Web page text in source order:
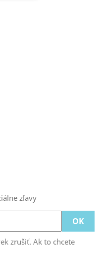
zľavy
zrušiť. Ak to chcete